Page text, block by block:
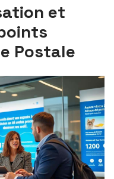
et
Postale